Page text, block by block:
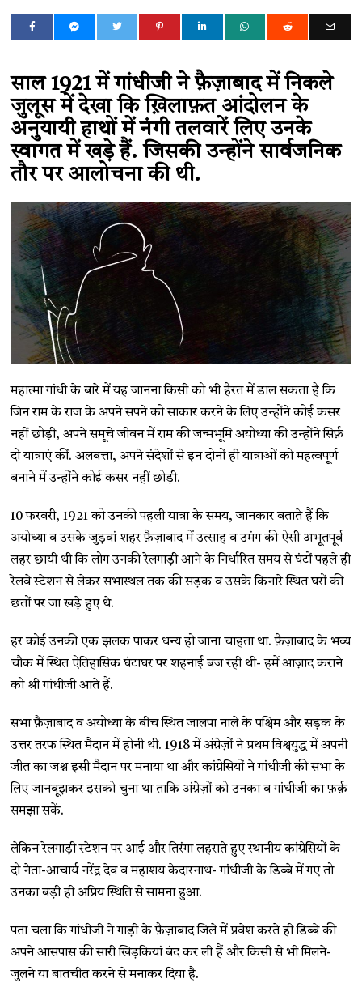
साल 1921 में गांधीजी ने फ़ैज़ाबाद में निकले
जुलूस में देखा कि ख़िलाफ़त आंदोलन के
अनुयायी हाथों में नंगी तलवारें लिए उनके
स्वागत में खड़े हैं. जिसकी उन्होंने सार्वजनिक
तौर पर आलोचना की थी.
महात्मा गांधी के बारे में यह जानना किसी को भी हैरत में डाल सकता है कि
जिन राम के राज के अपने सपने को साकार करने के लिए उन्होंने कोई कसर
नहीं छोड़ी, अपने समूचे जीवन में राम की जन्मभूमि अयोध्या की उन्होंने सिर्फ़
दो यात्राएं कीं. अलबत्ता, अपने संदेशों से इन दोनों ही यात्राओं को महत्वपूर्ण
बनाने में उन्होंने कोई कसर नहीं छोड़ी.
10 फरवरी, 1921 को उनकी पहली यात्रा के समय, जानकार बताते हैं कि
अयोध्या व उसके जुड़वां शहर फ़ैज़ाबाद में उत्साह व उमंग की ऐसी अभूतपूर्व
लहर छायी थी कि लोग उनकी रेलगाड़ी आने के निर्धारित समय से घंटों पहले ही
रेलवे स्टेशन से लेकर सभास्थल तक की सड़क व उसके किनारे स्थित घरों की
छतों पर जा खड़े हुए थे.
हर कोई उनकी एक झलक पाकर धन्य हो जाना चाहता था. फ़ैज़ाबाद के भव्य
चौक में स्थित ऐतिहासिक घंटाघर पर शहनाई बज रही थी- हमें आज़ाद कराने
को श्री गांधीजी आते हैं.
सभा फ़ैज़ाबाद व अयोध्या के बीच स्थित जालपा नाले के पश्चिम और सड़क के
उत्तर तरफ स्थित मैदान में होनी थी. 1918 में अंग्रेज़ों ने प्रथम विश्वयुद्ध में अपनी
जीत का जश्न इसी मैदान पर मनाया था और कांग्रेसियों ने गांधीजी की सभा के
लिए जानबूझकर इसको चुना था ताकि अंग्रेज़ों को उनका व गांधीजी का फ़र्क़
समझा सकें.
लेकिन रेलगाड़ी स्टेशन पर आई और तिरंगा लहराते हुए स्थानीय कांग्रेसियों के
दो नेता-आचार्य नरेंद्र देव व महाशय केदारनाथ- गांधीजी के डिब्बे में गए तो
उनका बड़ी ही अप्रिय स्थिति से सामना हुआ.
पता चला कि गांधीजी ने गाड़ी के फ़ैज़ाबाद जिले में प्रवेश करते ही डिब्बे की
अपने आसपास की सारी खिड़कियां बंद कर ली हैं और किसी से भी मिलने-
जुलने या बातचीत करने से मनाकर दिया है.